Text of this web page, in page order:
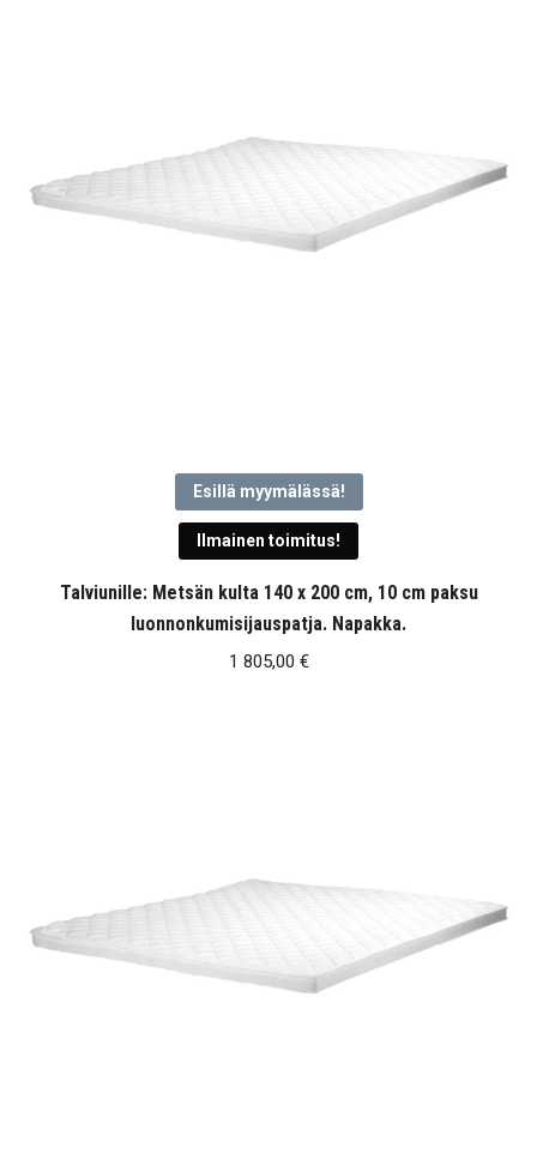
Esillä myymälässä!
Ilmainen toimitus!
Talviunille: Metsän kulta 140 x 200 cm, 10 cm paksu
luonnonkumisijauspatja. Napakka.
1 805,00 €